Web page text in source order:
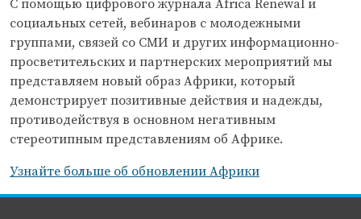
С помощью цифрового журнала Africa Renewal и
социальных сетей, вебинаров с молодежными
группами, связей со СМИ и других информационно-
просветительских и партнерских мероприятий мы
представляем новый образ Африки, который
демонстрирует позитивные действия и надежды,
противодействуя в основном негативным
стереотипным представлениям об Африке.
Узнайте больше об обновлении Африки